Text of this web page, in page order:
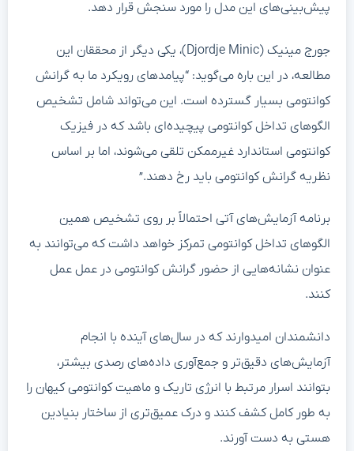
پیش‌بینی‌های این مدل را مورد سنجش قرار دهد.
جورج مینیک (Djordje Minic)، یکی دیگر از محققان این
مطالعه، در این باره می‌گوید: “پیامدهای رویکرد ما به گرانش
کوانتومی بسیار گسترده است. این می‌تواند شامل تشخیص
الگوهای تداخل کوانتومی پیچیده‌ای باشد که در فیزیک
کوانتومی استاندارد غیرممکن تلقی می‌شوند، اما بر اساس
نظریه گرانش کوانتومی باید رخ دهند.”
برنامه آزمایش‌های آتی احتمالاً بر روی تشخیص همین
الگوهای تداخل کوانتومی تمرکز خواهد داشت که می‌توانند به
عنوان نشانه‌هایی از حضور گرانش کوانتومی در عمل عمل
کنند.
دانشمندان امیدوارند که در سال‌های آینده با انجام
آزمایش‌های دقیق‌تر و جمع‌آوری داده‌های رصدی بیشتر،
بتوانند اسرار مرتبط با انرژی تاریک و ماهیت کوانتومی کیهان را
به طور کامل کشف کنند و درک عمیق‌تری از ساختار بنیادین
هستی به دست آورند.